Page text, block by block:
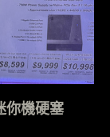
你機硬塞